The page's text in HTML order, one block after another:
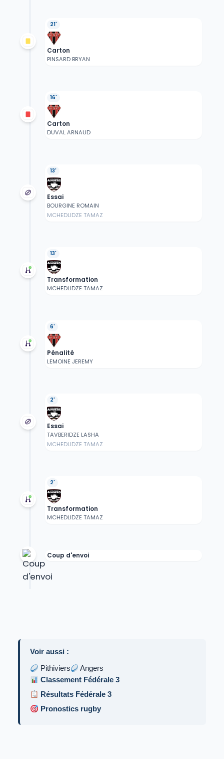
21'
Carton
PINSARD BRYAN
16'
Carton
DUVAL ARNAUD
13'
Essai
BOURGINE ROMAIN
MCHEDLIDZE TAMAZ
13'
Transformation
MCHEDLIDZE TAMAZ
6'
Pénalité
LEMOINE JEREMY
2'
Essai
TAVBERIDZE LASHA
MCHEDLIDZE TAMAZ
2'
Transformation
MCHEDLIDZE TAMAZ
Coup d'envoi
Voir aussi :
Pithiviers
Angers
Classement Fédérale 3
Résultats Fédérale 3
Pronostics rugby